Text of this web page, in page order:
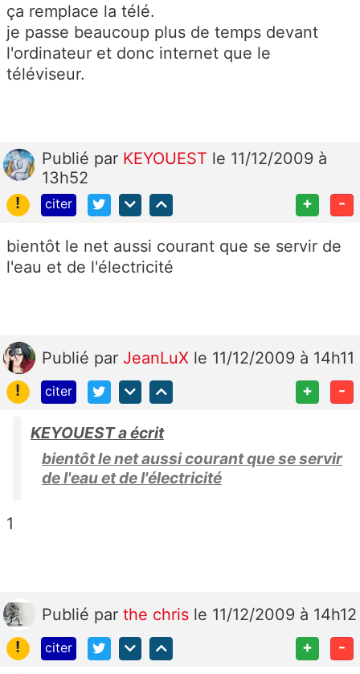
ça remplace la télé.
je passe beaucoup plus de temps devant
l'ordinateur et donc internet que le
téléviseur.
Publié par KEYOUEST le 11/12/2009 à
13h52
!
citer + -
bientôt le net aussi courant que se servir de
l'eau et de l'électricité
Publié par JeanLuX le 11/12/2009 à 14h11
!
citer + -
KEYOUEST a écrit
bientôt le net aussi courant que se servir
de l'eau et de l'électricité
1
Publié par the chris le 11/12/2009 à 14h12
!
citer + -